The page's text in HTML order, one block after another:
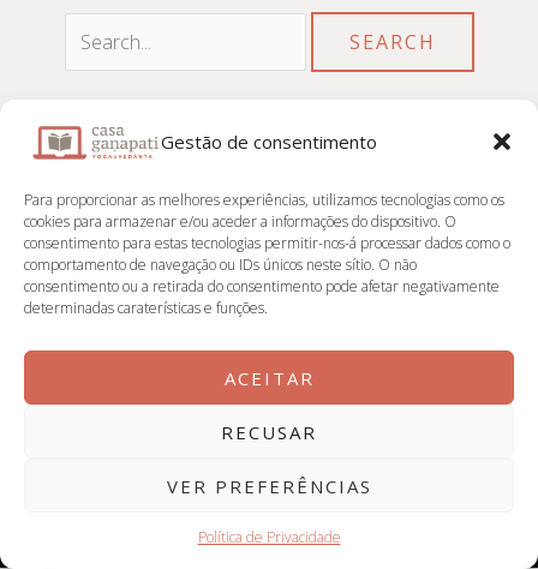
Gestão de consentimento
Para proporcionar as melhores experiências, utilizamos tecnologias como os
cookies para armazenar e/ou aceder a informações do dispositivo. O
consentimento para estas tecnologias permitir-nos-á processar dados como o
comportamento de navegação ou IDs únicos neste sítio. O não
consentimento ou a retirada do consentimento pode afetar negativamente
determinadas caraterísticas e funções.
ACEITAR
RECUSAR
VER PREFERÊNCIAS
Política de Privacidade
📌 Contactos
Casa Ganapati
Instagram
Copyright Casa Ganapati 2026 | Powered by Īśvara